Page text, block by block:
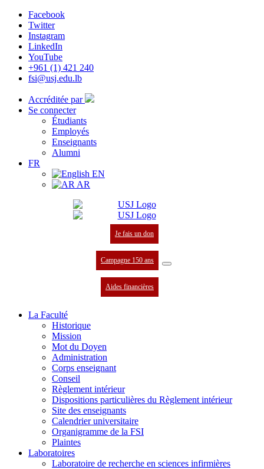
Facebook
Twitter
Instagram
LinkedIn
YouTube
+961 (1) 421 240
fsi@usj.edu.lb
Accréditée par
Se connecter
Étudiants
Employés
Enseignants
Alumni
FR
EN
AR
Je fais un don
Campagne 150 ans
Aides financières
La Faculté
Historique
Mission
Mot du Doyen
Administration
Corps enseignant
Conseil
Règlement intérieur
Dispositions particulières du Règlement intérieur
Site des enseignants
Calendrier universitaire
Organigramme de la FSI
Plaintes
Laboratoires
Laboratoire de recherche en sciences infirmières